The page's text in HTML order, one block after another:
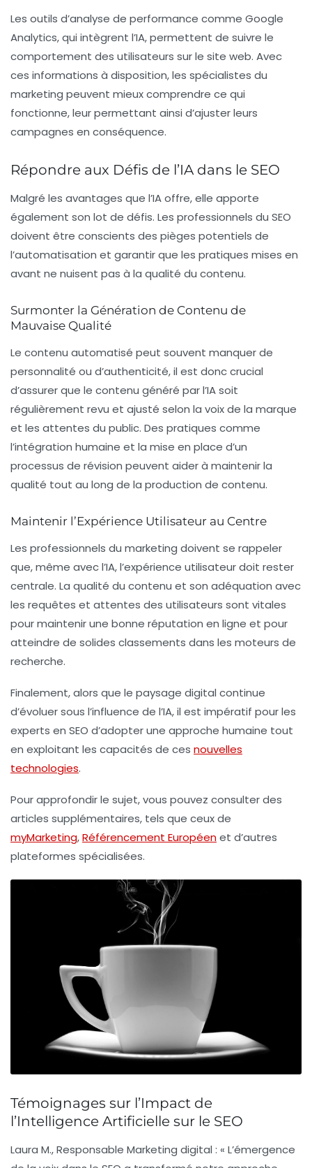
Les outils d’analyse de performance comme Google
Analytics, qui intègrent l’IA, permettent de suivre le
comportement des utilisateurs sur le site web. Avec
ces informations à disposition, les spécialistes du
marketing peuvent mieux comprendre ce qui
fonctionne, leur permettant ainsi d’ajuster leurs
campagnes en conséquence.
Répondre aux Défis de l’IA dans le SEO
Malgré les avantages que l’IAoffre, elle apporte
également son lot de défis. Les professionnels du SEO
doivent être conscients des pièges potentiels de
l’automatisation et garantir que les pratiques mises en
avant ne nuisent pas à la qualité du contenu.
Surmonter la Génération de Contenu de
Mauvaise Qualité
Le contenu automatisé peut souvent manquer de
personnalité ou d’authenticité, il est donc crucial
d’assurer que le contenu généré par l’IA soit
régulièrement revu et ajusté selon la voix de la marque
et les attentes du public. Des pratiques comme
l’intégration humaine et la mise en place d’un
processus de révision peuvent aider à maintenir la
qualité tout au long de la production de contenu.
Maintenir l’Expérience Utilisateur au Centre
Les professionnels du marketing doivent se rappeler
que, même avec l’IA, l’expérience utilisateurdoit rester
centrale. La qualité du contenu et son adéquation avec
les requêtes et attentes des utilisateurs sont vitales
pour maintenir une bonne réputation en ligne et pour
atteindre de solides classements dans les moteurs de
recherche.
Finalement, alors que le paysage digital continue
d’évoluer sous l’influence de l’IA, il est impératif pour les
experts en SEO d’adopter une approche humaine tout
en exploitant les capacités de ces nouvelles
technologies.
Pour approfondir le sujet, vous pouvez consulter des
articles supplémentaires, tels que ceux de
myMarketing,Référencement Européenet d’autres
plateformes spécialisées.
Témoignages sur l’Impact de
l’Intelligence Artificielle sur le SEO
Laura M., Responsable Marketing digital : « L’émergence